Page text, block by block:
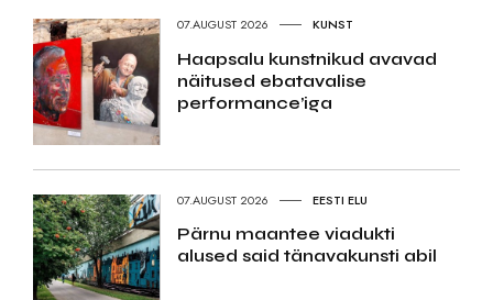
07.AUGUST 2026 KUNST
Haapsalu kunstnikud avavad
näitused ebatavalise
performance’iga
07.AUGUST 2026 EESTI ELU
Pärnu maantee viadukti
alused said tänavakunsti abil